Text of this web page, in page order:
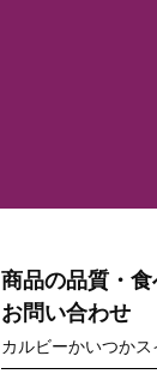
商品の品質・
お問い合わせ
カルビーかいつか